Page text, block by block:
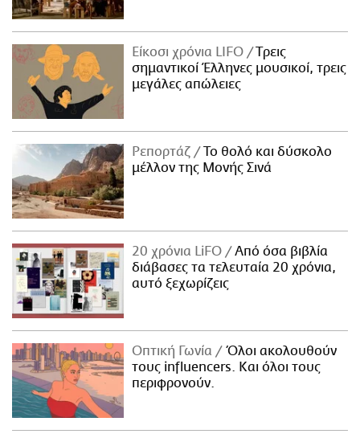
Είκοσι χρόνια LIFO
Tρεις
σημαντικοί Έλληνες μουσικοί, τρεις
μεγάλες απώλειες
Ρεπορτάζ
Το θολό και δύσκολο
μέλλον της Μονής Σινά
20 χρόνια LiFO
Από όσα βιβλία
διάβασες τα τελευταία 20 χρόνια,
αυτό ξεχωρίζεις
Οπτική Γωνία
Όλοι ακολουθούν
τους influencers. Και όλοι τους
περιφρονούν.